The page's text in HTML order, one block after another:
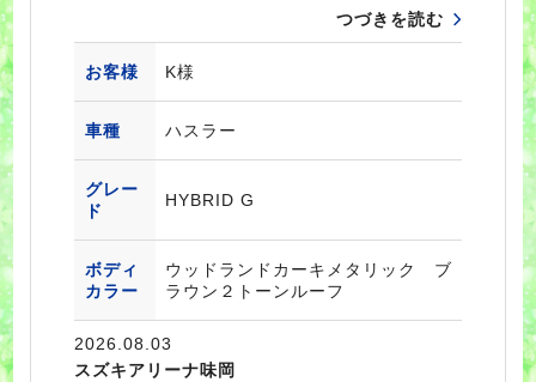
つづきを読む
お客様 K様
車種 ハスラー
グレー
ド
HYBRID G
ボディ
カラー
ウッドランドカーキメタリック ブ
ラウン２トーンルーフ
2026.08.03
スズキアリーナ味岡